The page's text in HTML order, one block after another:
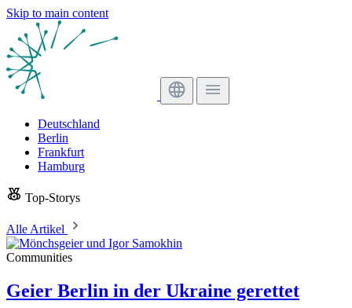
Skip to main content
Deutschland
Berlin
Frankfurt
Hamburg
Top-Storys
Alle Artikel
Communities
Geier Berlin in der Ukraine gerettet